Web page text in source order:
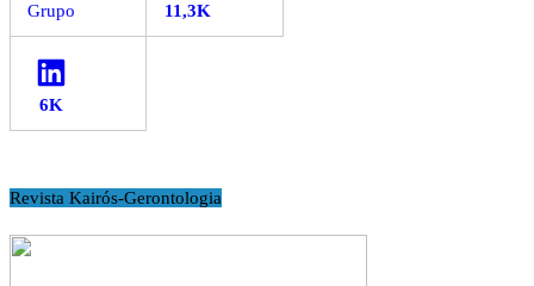
LinkedIn
Revista Kairós-Gerontologia